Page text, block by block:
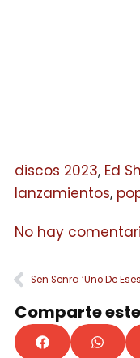
discos 2023, Ed
lanzamientos,
No hay
Sen Senra ‘Uno De
Comparte